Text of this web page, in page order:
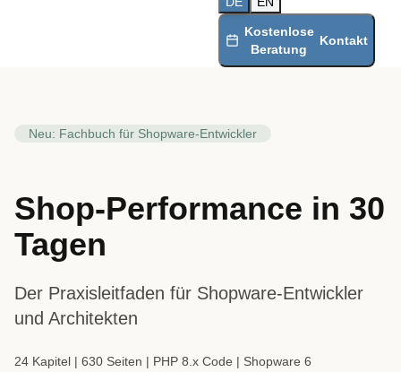
Kostenlose
Beratung
Kontakt
Neu: Fachbuch für Shopware-Entwickler
Shop-Performance in 30
Tagen
Der Praxisleitfaden für Shopware-Entwickler
und Architekten
24 Kapitel | 630 Seiten | PHP 8.x Code | Shopware 6